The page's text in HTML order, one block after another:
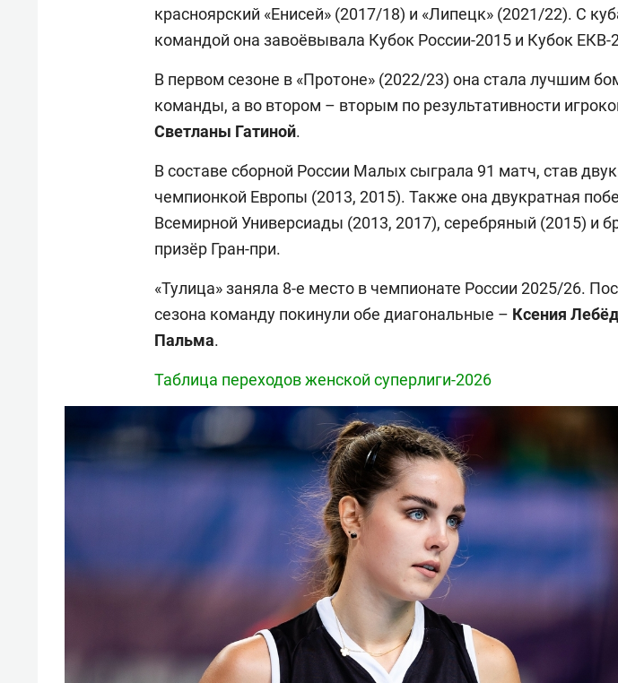
красноярский «Енисей» (2017/18) и «Липецк» (2021/22). С
командой она завоёвывала Кубок России-2015 и Кубок ЕКВ-
В первом сезоне в «Протоне» (2022/23) она стала лучшим
команды, а во втором – вторым по результативности
Светланы Гатиной.
В составе сборной России Малых сыграла 91 матч, став
чемпионкой Европы (2013, 2015). Также она двукратная
Всемирной Универсиады (2013, 2017), серебряный (2015) и
призёр Гран-при.
«Тулица» заняла 8-е место в чемпионате России 2025/26.
сезона команду покинули обе диагональные – Ксения
Пальма.
Таблица переходов женской суперлиги-2026